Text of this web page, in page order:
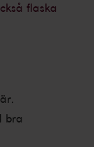
flaska
bra